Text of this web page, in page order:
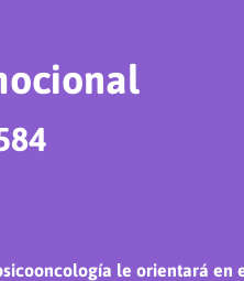
le orientará en